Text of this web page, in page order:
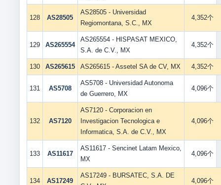
128 AS28505
AS28505 - Universidad
Regiomontana, S.C., MX
4,352个
129 AS265554
AS265554 - HISPASAT MEXICO,
S.A. de C.V., MX
4,352个
130 AS265615 AS265615 - Assetel SA de CV, MX 4,352个
131 AS5708
AS5708 - Universidad Autonoma
de Guerrero, MX
4,096个
132 AS7120
AS7120 - Corporacion en
Investigacion Tecnologica e
Informatica, S.A. de C.V., MX
4,096个
133 AS11617
AS11617 - Sencinet Latam Mexico,
MX
4,096个
134 AS17249
AS17249 - BURSATEC, S.A. DE
4,096个